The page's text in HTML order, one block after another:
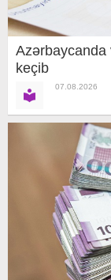
Azərbaycanda
keçib
07.08.2026